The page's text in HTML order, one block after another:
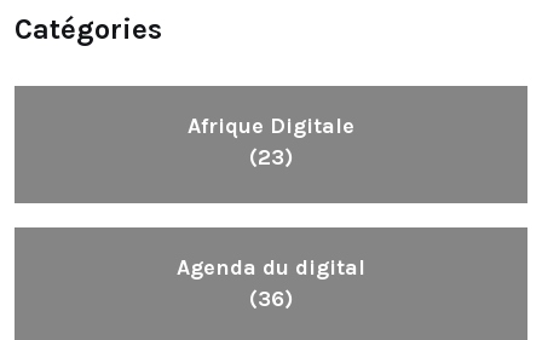
Catégories
Afrique Digitale
(23)
Agenda du digital
(36)